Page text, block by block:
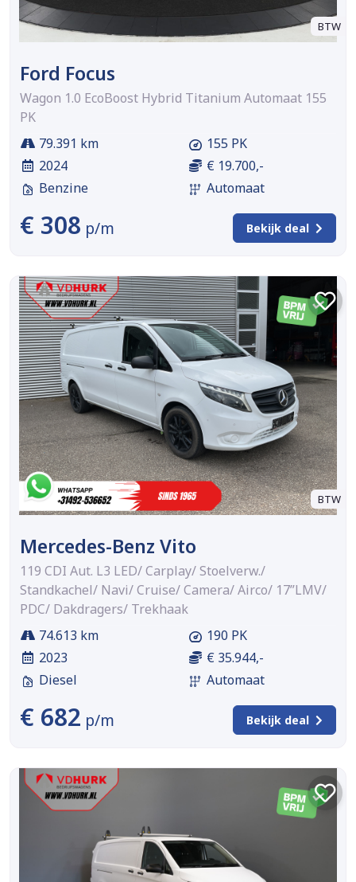
BTW
Ford Focus
Wagon 1.0 EcoBoost Hybrid Titanium Automaat 155
PK
79.391 km
2024
Benzine
155 PK
€ 19.700,-
Automaat
€ 308 p/m Bekijk deal
BTW
Mercedes-Benz Vito
119 CDI Aut. L3 LED/ Carplay/ Stoelverw./
Standkachel/ Navi/ Cruise/ Camera/ Airco/ 17”LMV/
PDC/ Dakdragers/ Trekhaak
74.613 km
2023
Diesel
190 PK
€ 35.944,-
Automaat
€ 682 p/m Bekijk deal